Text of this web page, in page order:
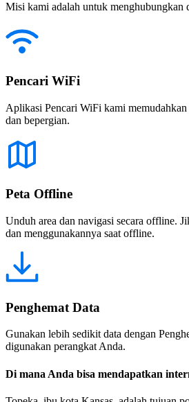
Misi kami adalah untuk menghubungkan
Pencari WiFi
Aplikasi Pencari WiFi kami memudahkan
dan bepergian.
Peta Offline
Unduh area dan navigasi secara offline.
dan menggunakannya saat offline.
Penghemat Data
Gunakan lebih sedikit data dengan
digunakan perangkat Anda.
Di mana Anda bisa mendapatkan